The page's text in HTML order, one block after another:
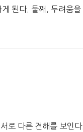
된다. 둘째, 두려움
로 다른 견해를 보인다.